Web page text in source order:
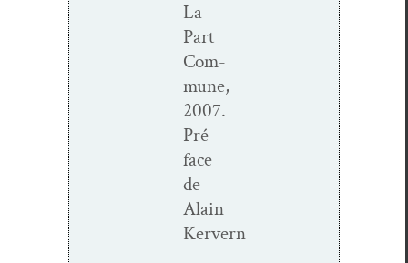
La
Part
Com­
mune,
2007.
Pré­
face
de
Alain
Kervern